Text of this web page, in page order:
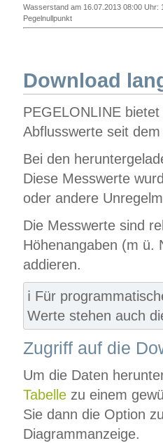
Wasserstand am 16.07.2013 08:00 Uhr:
Pegelnullpunkt
Download
PEGELONLINE
Abflusswerte seit
Bei den
Diese Messwerte
oder andere
Die Messwerte sind
Höhenangaben (m ü.
addieren.
ℹ️ Für
Werte stehen auch
Zugriff auf die
Um die Daten
Tabelle zu einem
Sie dann die Option
Diagrammanzeige.